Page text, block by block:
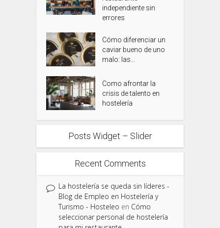
independiente sin
errores
Cómo diferenciar un
caviar bueno de uno
malo: las...
Como afrontar la
crisis de talento en
hostelería
Posts Widget – Slider
Recent Comments
La hostelería se queda sin líderes -
Blog de Empleo en Hostelería y
Turismo - Hosteleo en Cómo
seleccionar personal de hostelería